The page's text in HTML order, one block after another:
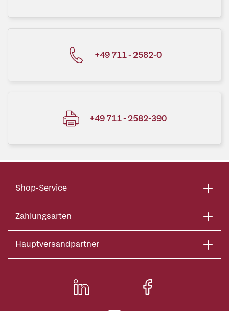
+49 711 - 2582-0
+49 711 - 2582-390
Shop-Service
Zahlungsarten
Hauptversandpartner